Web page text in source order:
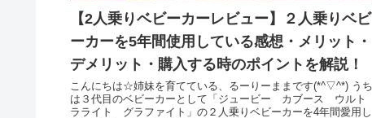
【2人乗りベビーカーレビュー】２人乗りベビ
ーカーを5年間使用している感想・メリット・
デメリット・購入する時のポイントを解説！
こんにちは☆姉妹を育てている、るーりーままです(*^▽^*) うち
は３代目のベビーカーとして「ジュービー カブース ウルト
ラライト グラファイト」の２人乗りベビーカーを4年間愛用し